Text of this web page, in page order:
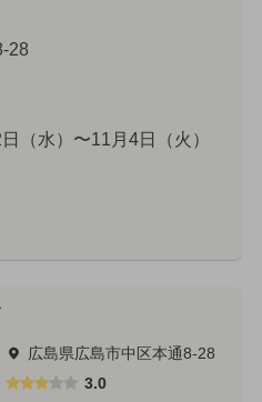
28
（水）〜11月4日（火）
広島県広島市中区本通8-28
3.0